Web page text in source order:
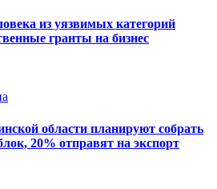
из уязвимых категорий
гранты на бизнес
области планируют собрать
20% отправят на экспорт